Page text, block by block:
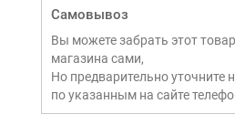
Самовывоз
Вы можете забрать этот
магазина сами,
Но предварительно уточните
по указанным на сайте